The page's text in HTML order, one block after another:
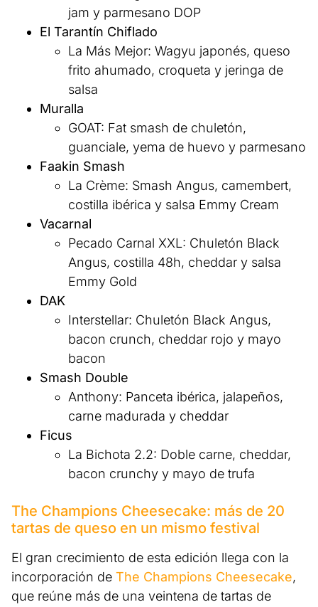
jam y parmesano DOP
El Tarantín Chiflado
La Más Mejor: Wagyu japonés, queso
frito ahumado, croqueta y jeringa de
salsa
Muralla
GOAT: Fat smash de chuletón,
guanciale, yema de huevo y parmesano
Faakin Smash
La Crème: Smash Angus, camembert,
costilla ibérica y salsa Emmy Cream
Vacarnal
Pecado Carnal XXL: Chuletón Black
Angus, costilla 48h, cheddar y salsa
Emmy Gold
DAK
Interstellar: Chuletón Black Angus,
bacon crunch, cheddar rojo y mayo
bacon
Smash Double
Anthony: Panceta ibérica, jalapeños,
carne madurada y cheddar
Ficus
La Bichota 2.2: Doble carne, cheddar,
bacon crunchy y mayo de trufa
The Champions Cheesecake: más de 20
tartas de queso en un mismo festival
El gran crecimiento de esta edición llega con la
incorporación de The Champions Cheesecake,
que reúne más de una veintena de tartas de